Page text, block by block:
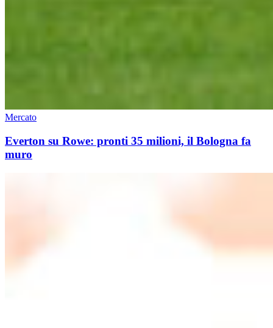
Mercato
Everton su Rowe: pronti 35 milioni, il Bologna fa
muro